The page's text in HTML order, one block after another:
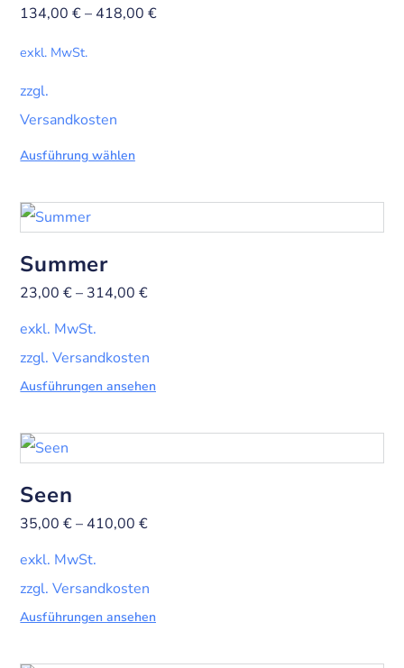
134,00€– 418,00€
exkl. MwSt.
zzgl.
Versandkosten
Ausführung wählen
Summer
23,00€– 314,00€
exkl. MwSt.
zzgl. Versandkosten
Ausführungen ansehen
Seen
35,00€– 410,00€
exkl. MwSt.
zzgl. Versandkosten
Ausführungen ansehen